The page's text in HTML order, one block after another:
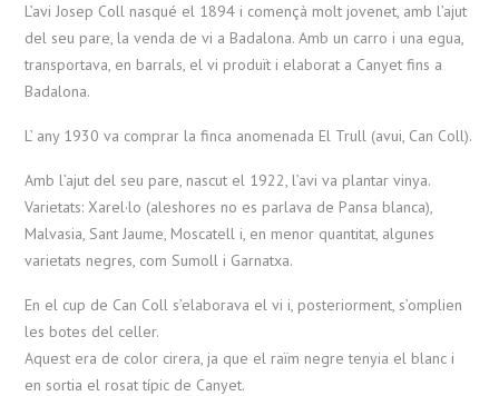
L’avi Josep Coll nasqué el 1894 i començà molt jovenet, amb l’ajut
del seu pare, la venda de vi a Badalona. Amb un carro i una egua,
transportava, en barrals, el vi produït i elaborat a Canyet fins a
Badalona.
L’ any 1930 va comprar la finca anomenada El Trull (avui, Can Coll).
Amb l’ajut del seu pare, nascut el 1922, l’avi va plantar vinya.
Varietats: Xarel·lo (aleshores no es parlava de Pansa blanca),
Malvasia, Sant Jaume, Moscatell i, en menor quantitat, algunes
varietats negres, com Sumoll i Garnatxa.
En el cup de Can Coll s’elaborava el vi i, posteriorment, s’omplien
les botes del celler.
Aquest era de color cirera, ja que el raïm negre tenyia el blanc i
en sortia el rosat típic de Canyet.